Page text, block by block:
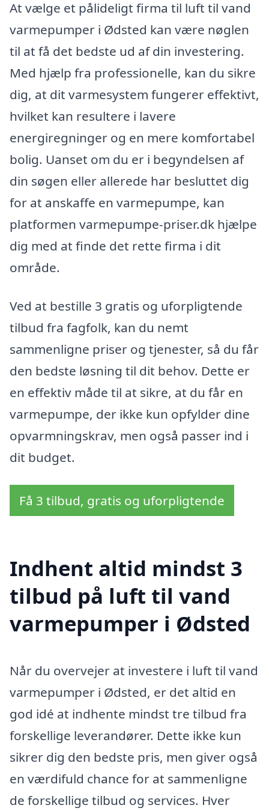
At vælge et pålideligt firma til luft til vand
varmepumper i Ødsted kan være nøglen
til at få det bedste ud af din investering.
Med hjælp fra professionelle, kan du sikre
dig, at dit varmesystem fungerer effektivt,
hvilket kan resultere i lavere
energiregninger og en mere komfortabel
bolig. Uanset om du er i begyndelsen af
din søgen eller allerede har besluttet dig
for at anskaffe en varmepumpe, kan
platformen varmepumpe-priser.dk hjælpe
dig med at finde det rette firma i dit
område.
Ved at bestille 3 gratis og uforpligtende
tilbud fra fagfolk, kan du nemt
sammenligne priser og tjenester, så du får
den bedste løsning til dit behov. Dette er
en effektiv måde til at sikre, at du får en
varmepumpe, der ikke kun opfylder dine
opvarmningskrav, men også passer ind i
dit budget.
Få 3 tilbud, gratis og uforpligtende
Indhent altid mindst 3
tilbud på luft til vand
varmepumper i Ødsted
Når du overvejer at investere i luft til vand
varmepumper i Ødsted, er det altid en
god idé at indhente mindst tre tilbud fra
forskellige leverandører. Dette ikke kun
sikrer dig den bedste pris, men giver også
en værdifuld chance for at sammenligne
de forskellige tilbud og services. Hver